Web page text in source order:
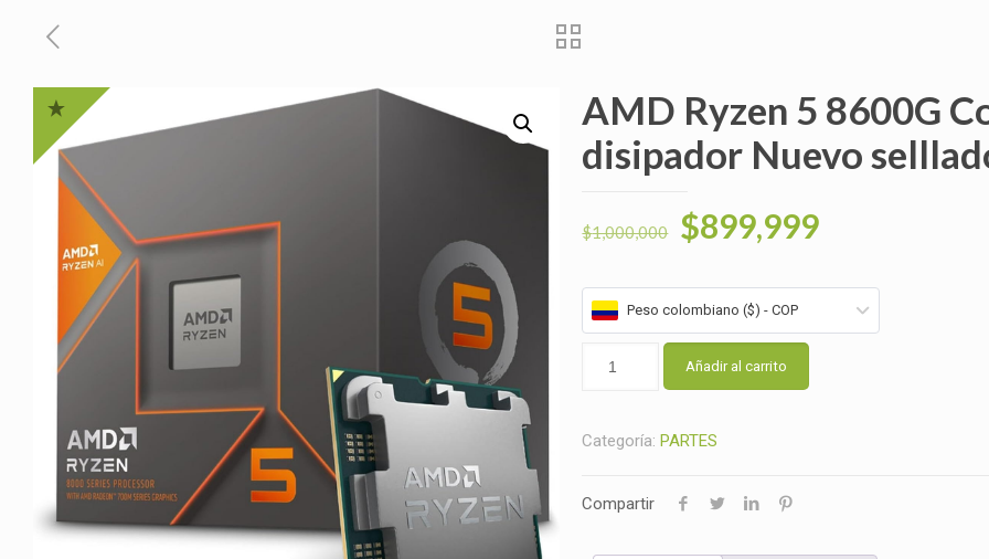
AMD Ryzen 5 8600G
disipador Nuevo
$1,000,000
El
original
era:
$1,000,000.
$899,999El
actual
es:
Peso colombiano ($) - COP
Añadir al carrito
Categoría:PARTES
Compartir